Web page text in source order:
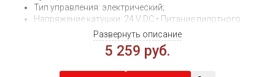
Тип управления: электрический;
Напряжение катушки: 24 V DC • Питание пилотного
каскада: внутреннее;
Стандартный номинальный расход: 1600л/мин;
Типоразмер: 3 (27 мм);
Развернуть описание
5 259 руб.